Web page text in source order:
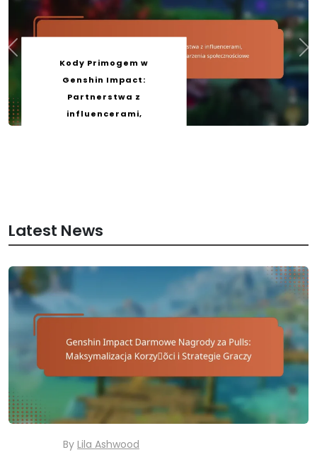
Kody Primogem w
Genshin Impact:
Partnerstwa z
influencerami,
Latest News
By Lila Ashwood